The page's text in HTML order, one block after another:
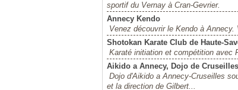
sportif du Vernay à Cran-Gevrier.
Annecy Kendo
Venez découvrir le Kendo à
Shotokan Karate Club de Haute-
Karaté initiation et compétition avec
Aikido a Annecy, Dojo de Cruseilles
Dojo d'Aikido a Annecy-Cruseilles
et la direction de Gilbert...